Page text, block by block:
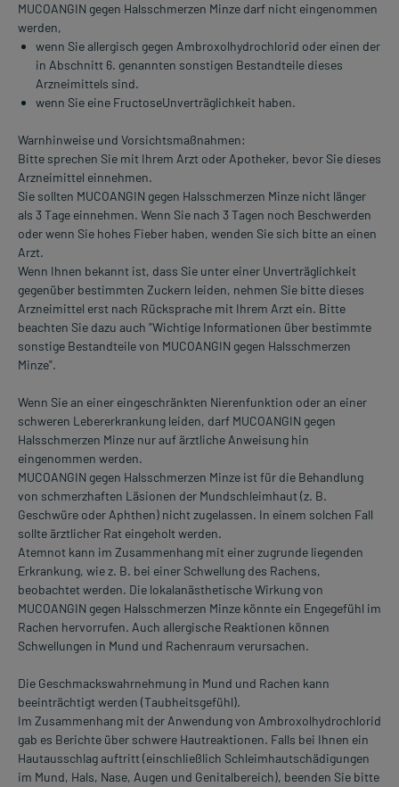
MUCOANGIN gegen Halsschmerzen Minze darf nicht eingenommen
werden,
wenn Sie allergisch gegen Ambroxolhydrochlorid oder einen der
in Abschnitt 6. genannten sonstigen Bestandteile dieses
Arzneimittels sind.
wenn Sie eine FructoseUnverträglichkeit haben.
Warnhinweise und Vorsichtsmaßnahmen:
Bitte sprechen Sie mit Ihrem Arzt oder Apotheker, bevor Sie dieses
Arzneimittel einnehmen.
Sie sollten MUCOANGIN gegen Halsschmerzen Minze nicht länger
als 3 Tage einnehmen. Wenn Sie nach 3 Tagen noch Beschwerden
oder wenn Sie hohes Fieber haben, wenden Sie sich bitte an einen
Arzt.
Wenn Ihnen bekannt ist, dass Sie unter einer Unverträglichkeit
gegenüber bestimmten Zuckern leiden, nehmen Sie bitte dieses
Arzneimittel erst nach Rücksprache mit Ihrem Arzt ein. Bitte
beachten Sie dazu auch "Wichtige Informationen über bestimmte
sonstige Bestandteile von MUCOANGIN gegen Halsschmerzen
Minze".
Wenn Sie an einer eingeschränkten Nierenfunktion oder an einer
schweren Lebererkrankung leiden, darf MUCOANGIN gegen
Halsschmerzen Minze nur auf ärztliche Anweisung hin
eingenommen werden.
MUCOANGIN gegen Halsschmerzen Minze ist für die Behandlung
von schmerzhaften Läsionen der Mundschleimhaut (z. B.
Geschwüre oder Aphthen) nicht zugelassen. In einem solchen Fall
sollte ärztlicher Rat eingeholt werden.
Atemnot kann im Zusammenhang mit einer zugrunde liegenden
Erkrankung, wie z. B. bei einer Schwellung des Rachens,
beobachtet werden. Die lokalanästhetische Wirkung von
MUCOANGIN gegen Halsschmerzen Minze könnte ein Engegefühl im
Rachen hervorrufen. Auch allergische Reaktionen können
Schwellungen in Mund und Rachenraum verursachen.
Die Geschmackswahrnehmung in Mund und Rachen kann
beeinträchtigt werden (Taubheitsgefühl).
Im Zusammenhang mit der Anwendung von Ambroxolhydrochlorid
gab es Berichte über schwere Hautreaktionen. Falls bei Ihnen ein
Hautausschlag auftritt (einschließlich Schleimhautschädigungen
im Mund, Hals, Nase, Augen und Genitalbereich), beenden Sie bitte